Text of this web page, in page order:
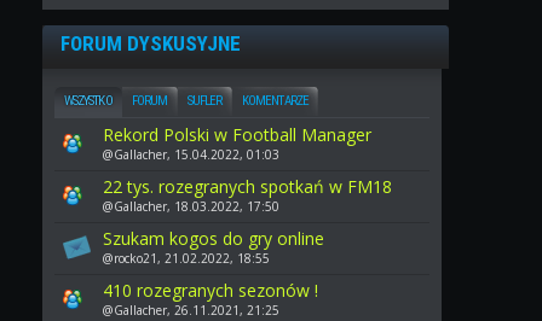
FORUM DYSKUSYJNE
WSZYSTKO FORUM SUFLER KOMENTARZE
Rekord Polski w Football Manager
@Gallacher, 15.04.2022, 01:03
22 tys. rozegranych spotkań w FM18
@Gallacher, 18.03.2022, 17:50
Szukam kogos do gry online
@rocko21, 21.02.2022, 18:55
410 rozegranych sezonów !
@Gallacher, 26.11.2021, 21:25